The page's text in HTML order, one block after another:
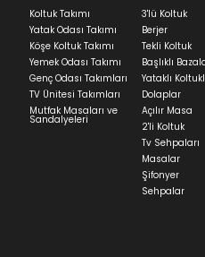
Ev tekstili siparişlerinizin
ortalama 5-24 iş günüdür.
Yatak siparişlerinizin teslim
ve ürünün stok durumuna
günüdür.
Panel ve Döşeme grubu
süresi yaşadığınız şehre
göre ortalama 30-45 iş
Siparişlerim bölümünden
Sıkça
Koltuk Takımı
Yatak Odası Takımı
Köşe Koltuk Takımı
Yemek Odası Takımı
Genç Odası Takımları
TV Ünitesi Takımları
Mutfak Masaları ve
Sandalyeleri
3'lü Koltuk
Berjer
Tekli Koltuk
Başlıklı
Yataklı
Dolaplar
Açılır Masa
2'li Koltuk
Tv Sehpaları
Masalar
Şifonyer
Sehpalar